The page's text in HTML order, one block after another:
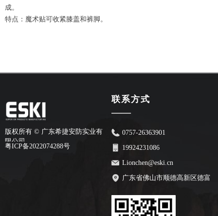
成。
特点：魔术贴可收紧膝盖和裤脚。
版权所有 © 广东希捷安防实业有
限公司
粤ICP备2022074288号
联系方式
——
0757-26363901
19924231086
Lionchen@eski.cn
广东省佛山市顺德高新区德富